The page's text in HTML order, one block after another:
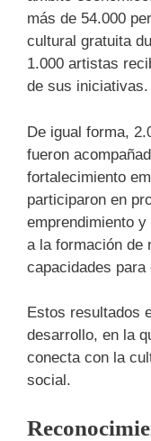
más de 54.000
cultural gratuita
1.000 artistas
de sus iniciativas.
De igual forma,
fueron
fortalecimiento
participaron en
emprendimiento
a la formación de
capacidades
Estos resultados
desarrollo, en la
conecta con la
social.